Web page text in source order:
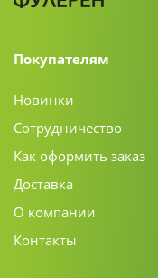
Покупателям
Новинки
Сотрудничество
Как оформить заказ
Доставка
О компании
Контакты